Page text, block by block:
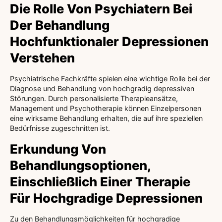
Die Rolle Von Psychiatern Bei
Der Behandlung
Hochfunktionaler Depressionen
Verstehen
Psychiatrische Fachkräfte spielen eine wichtige Rolle bei der
Diagnose und Behandlung von hochgradig depressiven
Störungen. Durch personalisierte Therapieansätze,
Management und Psychotherapie können Einzelpersonen
eine wirksame Behandlung erhalten, die auf ihre speziellen
Bedürfnisse zugeschnitten ist.
Erkundung Von
Behandlungsoptionen,
Einschließlich Einer Therapie
Für Hochgradige Depressionen
Zu den Behandlungsmöglichkeiten für hochgradige